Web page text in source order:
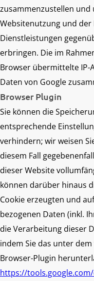
zusammenzustellen
Websitenutzung und
Dienstleistungen
erbringen. Die im
Browser übermittelte
Daten von Google
Browser Plugin
Sie können die
entsprechende
verhindern; wir weisen
diesem Fall
dieser Website
können darüber hinaus
Cookie erzeugten und
bezogenen Daten (inkl.
die Verarbeitung dieser
indem Sie das unter
Browser-Plugin
https://